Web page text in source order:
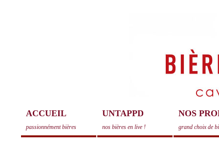
ACCUEIL
passionnément bières
UNTAPPD
nos bières en live !
NOS
grand choix de